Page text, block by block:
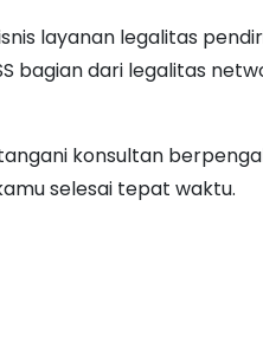
layanan legalitas
bagian dari legalitas
konsultan
selesai tepat waktu.